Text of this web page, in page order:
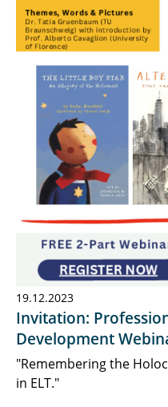
19.12.2023
Invitation:
Development
"Remembering the
in ELT."